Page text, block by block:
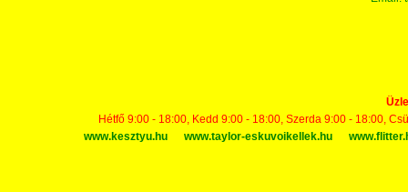
Hétfő 9:00 - 18:00, Kedd 9:00 - 18:00, Szerda 9:00 - 18:00,
www.kesztyu.hu
www.taylor-eskuvoikellek.hu